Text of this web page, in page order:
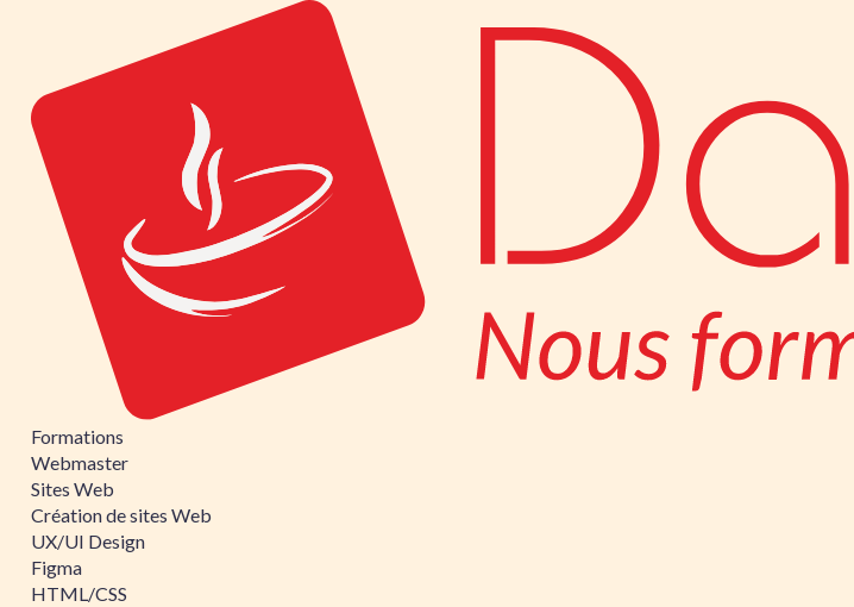
Formations
Webmaster
Sites Web
Création de sites Web
UX/UI Design
Figma
HTML/CSS